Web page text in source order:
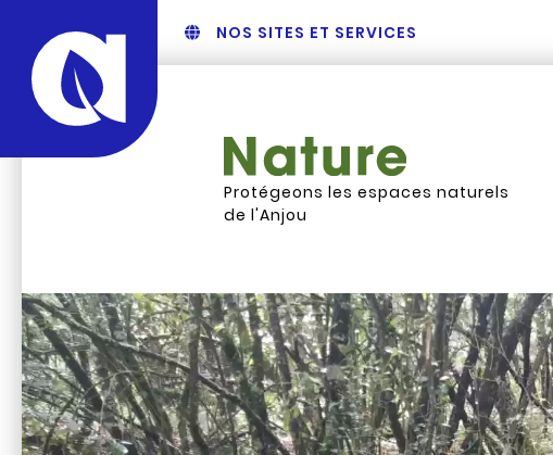
NOS SITES ET SERVICES
Protégeons les espaces naturels
de l'Anjou